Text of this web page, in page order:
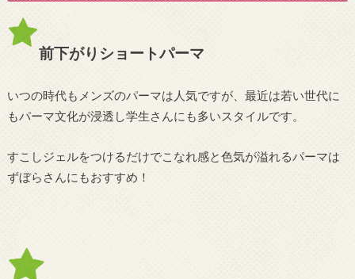
前下がりショートパーマ
いつの時代もメンズのパーマは人気ですが、最近は若い世代に
もパーマ文化が浸透し学生さんにも多いスタイルです。
すこしジェルをつけるだけでこなれ感と色気が溢れるパーマは
ずぼらさんにもおすすめ！